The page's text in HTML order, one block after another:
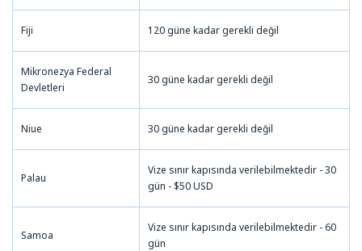
Fiji 120 güne kadar gerekli değil
Mikronezya Federal
Devletleri
30 güne kadar gerekli değil
Niue 30 güne kadar gerekli değil
Palau
Vize sınır kapısında verilebilmektedir - 30
gün - $50 USD
Samoa
Vize sınır kapısında verilebilmektedir - 60
gün